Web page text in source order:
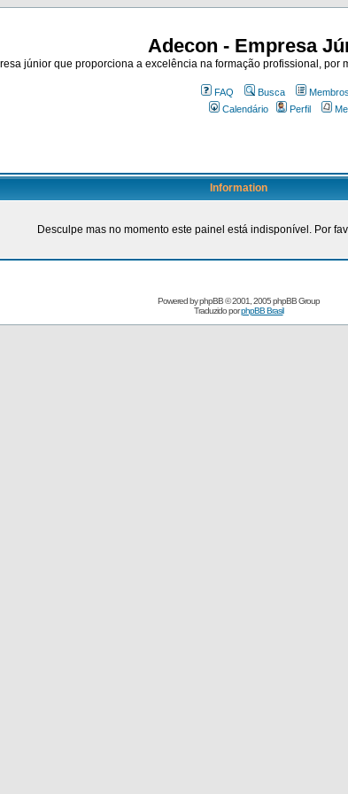
Adecon - Empresa
júnior que proporciona a excelência na formação profissional,
FAQ Busca Membros
Calendário
Perfil
Information
Desculpe mas no momento este painel está indisponível. Por
Powered byphpBB© 2001, 2005 phpBB Group
Traduzido porphpBB Brasil